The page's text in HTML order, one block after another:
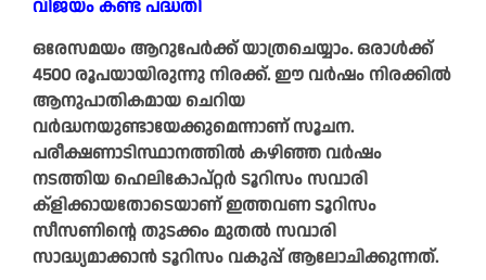
വിജയം കണ്ട പദ്ധതി
ഒരേസമയം ആറുപേർക്ക് യാത്രചെയ്യാം. ഒരാൾക്ക്
4500 രൂപയായിരുന്നു നിരക്ക്. ഈ വർഷം നിരക്കിൽ
ആനുപാതികമായ ചെറിയ
വർദ്ധനയുണ്ടായേക്കുമെന്നാണ് സൂചന.
പരീക്ഷണാടിസ്ഥാനത്തിൽ കഴിഞ്ഞ വർഷം
നടത്തിയ ഹെലികോപ്റ്റർ ടൂറിസം സവാരി
ക്ളിക്കായതോടെയാണ് ഇത്തവണ ടൂറിസം
സീസണിന്റെ തുടക്കം മുതൽ സവാരി
സാദ്ധ്യമാക്കാൻ ടൂറിസം വകുപ്പ് ആലോചിക്കുന്നത്.